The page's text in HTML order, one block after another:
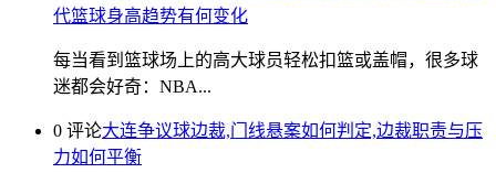
代篮球身高趋势有何变化
每当看到篮球场上的高大球员轻松扣篮或盖帽，很多球
迷都会好奇：NBA...
0 评论大连争议球边裁,门线悬案如何判定,边裁职责与压
力如何平衡